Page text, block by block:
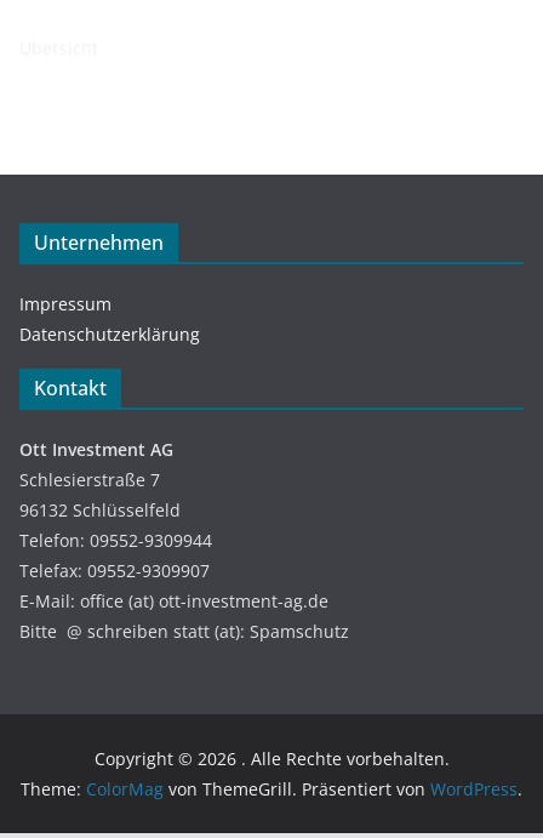
Unternehmen
Impressum
Datenschutzerklärung
Kontakt
Ott Investment AG
Schlesierstraße 7
96132 Schlüsselfeld
Telefon: 09552-9309944
Telefax: 09552-9309907
E-Mail: office (at) ott-investment-ag.de
Bitte @ schreiben statt (at): Spamschutz
Copyright © 2026 . Alle Rechte vorbehalten.
Theme: ColorMag von ThemeGrill. Präsentiert von WordPress.